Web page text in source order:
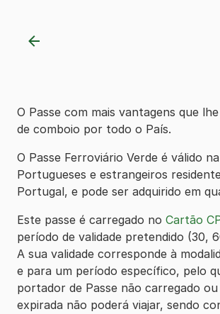
O Passe com mais vantagens que
de comboio por todo o País.
O Passe Ferroviário Verde é válido
Portugueses e estrangeiros
Portugal, e pode ser adquirido em
Este passe é carregado no Cartão
período de validade pretendido (30,
A sua validade corresponde à
e para um período específico, pelo
portador de Passe não carregado
expirada não poderá viajar, sendo